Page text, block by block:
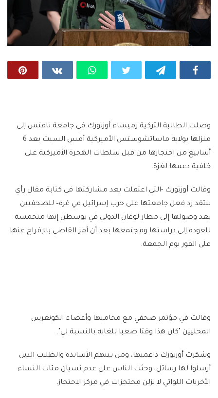
وصلت الطالبة التركية رميساء أوزتورك في جامعة تافتس إلى
منزلها بولاية ماساتشوستس الأميركية أمس السبت بعد 6
أسابيع من احتجازها من قبل سلطات الهجرة الأميركية على
خلفية دعمها لغزة.
وقالت أوزتورك -التي اعتقلت بعد مشاركتها في كتابة مقال رأي
ينتقد رد فعل جامعتها على حرب إسرائيل في غزة– للصحفيين
بعد وصولها إلى مطار لوغان الدولي في بوسطن إنها متحمسة
للعودة إلى دراستها ومجتمعها بعد أن أمر القاضي بالإفراج عنها
على الفور يوم الجمعة.
وقالت في مؤتمر صحفي مع محاميها وأعضاء الكونغرس
المحليين "كان هذا وقتا صعبا للغاية بالنسبة لي".
وشكرت أوزتورك داعميها، ومن بينهم الأساتذة والطلاب الذين
أرسلوا لها رسائل، وحثت الناس على عدم نسيان مئات النساء
الأخريات اللواتي لا يزلن محتجزات في مركز الاحتجاز.